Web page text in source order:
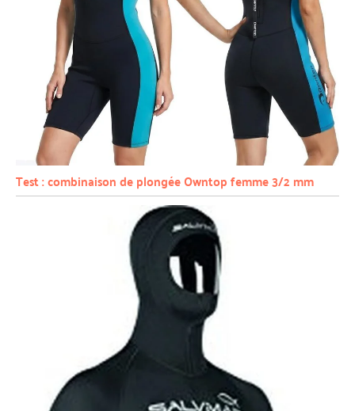
Test : combinaison de plongée Owntop femme 3/2 mm